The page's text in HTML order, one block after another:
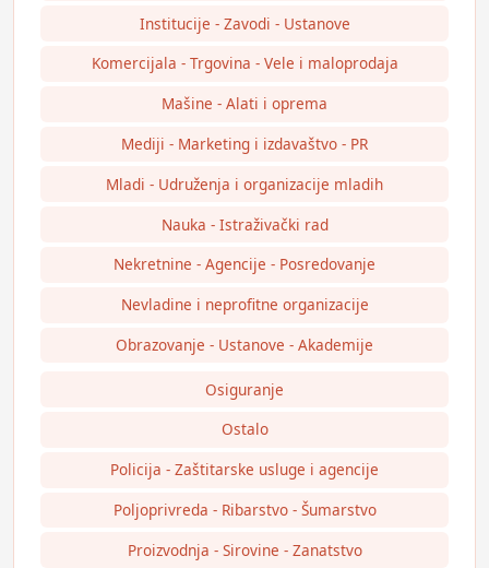
Institucije - Zavodi - Ustanove
Komercijala - Trgovina - Vele i maloprodaja
Mašine - Alati i oprema
Mediji - Marketing i izdavaštvo - PR
Mladi - Udruženja i organizacije mladih
Nauka - Istraživački rad
Nekretnine - Agencije - Posredovanje
Nevladine i neprofitne organizacije
Obrazovanje - Ustanove - Akademije
Osiguranje
Ostalo
Policija - Zaštitarske usluge i agencije
Poljoprivreda - Ribarstvo - Šumarstvo
Proizvodnja - Sirovine - Zanatstvo